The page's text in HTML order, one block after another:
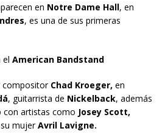
en Notre Dame Hall, en
, es una de sus primeras
el American Bandstand
compositor Chad Kroeger, en
, guitarrista de Nickelback, además
con artistas como Josey Scott,
mujerAvril Lavigne.